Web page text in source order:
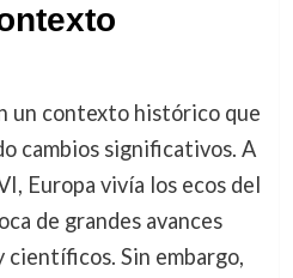
un contexto histórico que
cambios significativos. A
Europa vivía los ecos del
de grandes avances
Sin embargo,